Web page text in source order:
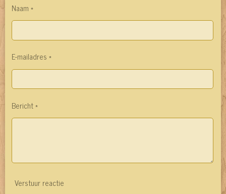
Naam *
E-mailadres *
Bericht *
Verstuur reactie